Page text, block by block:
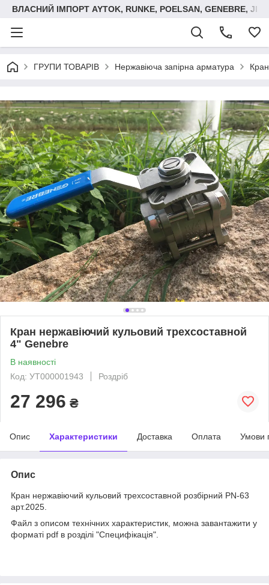
ВЛАСНИЙ ІМПОРТ AYTOK, RUNKE, POELSAN, GENEBRE,
ГРУПИ ТОВАРІВ Нержавіюча запірна арматура
Кран нержавіючий кульовий трехсоставной
4" Genebre
В наявності
Код: УТ000001943
Роздріб
27 296 ₴
Опис Характеристики Доставка Оплата Умови
Опис
Кран нержавіючий кульовий трехсоставной розбірний PN-63
арт.2025.
Файл з описом технічних характеристик, можна завантажити у
форматі pdf в розділі "Специфікація".